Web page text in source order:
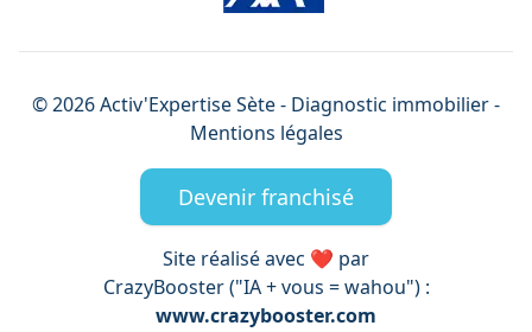
©2026Activ'ExpertiseSète- Diagnostic immobilier -
Mentions légales
Devenir franchisé
Site réalisé avec ❤️ par
CrazyBooster ("IA + vous = wahou") :
www.crazybooster.com